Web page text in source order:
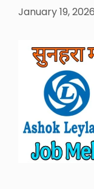
January 19, 2026